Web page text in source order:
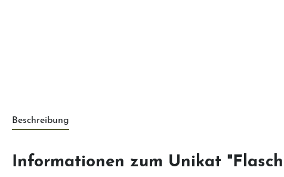
Beschreibung
Informationen zum Unikat